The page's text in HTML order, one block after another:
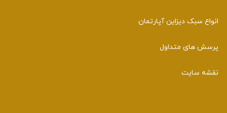
انواع سبک دیزاین آپارتمان
پرسش های متداول
نقشه سایت